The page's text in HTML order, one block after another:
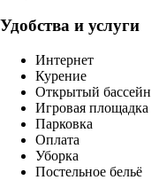
Удобства и услуги
Интернет
Курение
Открытый бассейн
Игровая площадка
Парковка
Оплата
Уборка
Постельное бельё